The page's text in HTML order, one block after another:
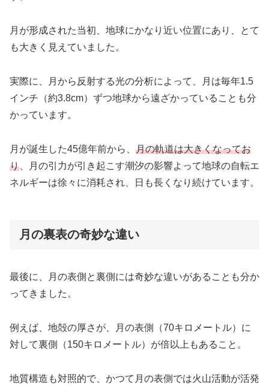
月が形成された当初、地球にかなり近い位置にあり、とて
も大きく見えていました。
実際に、月から反射する光の分析によって、月は毎年1.5
インチ（約3.8cm）ずつ地球から遠ざかっていることも分
かっています。
月が誕生した45億年前から、 月の軌道は大きくなってお
り 、月の引力が引き起こす潮汐の影響よって地球の自転エ
ネルギーは徐々に消耗され、日も長くなり続けています。
月の裏表の奇妙な違い
最後に、月の表側と裏側には奇妙な違いがあることも分か
ってきました。
例えば、地殻の厚さが、月の表側（70キロメートル）に
対して裏側（150キロメートル）が倍以上もあること。
地質構造も対照的で、かつて月の表側では火山活動が活発